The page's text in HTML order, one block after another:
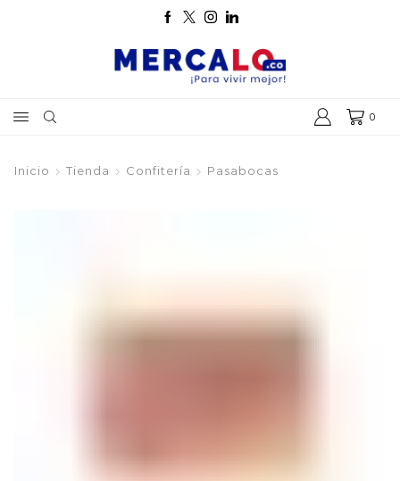
0
Inicio Tienda Confitería Pasabocas